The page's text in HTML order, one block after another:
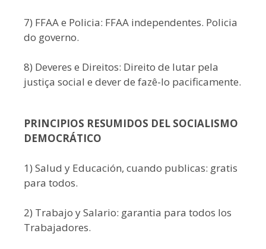
7) FFAA e Policia: FFAA independentes. Policia
do governo.
8) Deveres e Direitos: Direito de lutar pela
justiça social e dever de fazê-lo pacificamente.
PRINCIPIOS RESUMIDOS DEL SOCIALISMO
DEMOCRÁTICO
1) Salud y Educación, cuando publicas: gratis
para todos.
2) Trabajo y Salario: garantia para todos los
Trabajadores.